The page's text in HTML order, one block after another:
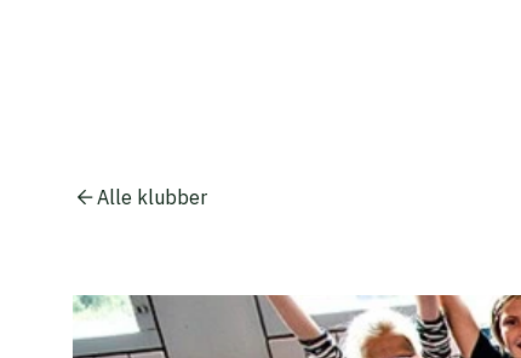
Alle klubber